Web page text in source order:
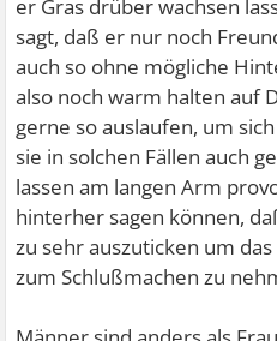
er Gras drüber wachsen
sagt, daß er nur noch
auch so ohne mögliche
also noch warm halten auf
gerne so auslaufen, um
sie in solchen Fällen auch
lassen am langen Arm
hinterher sagen können,
zu sehr auszuticken um
zum Schlußmachen zu